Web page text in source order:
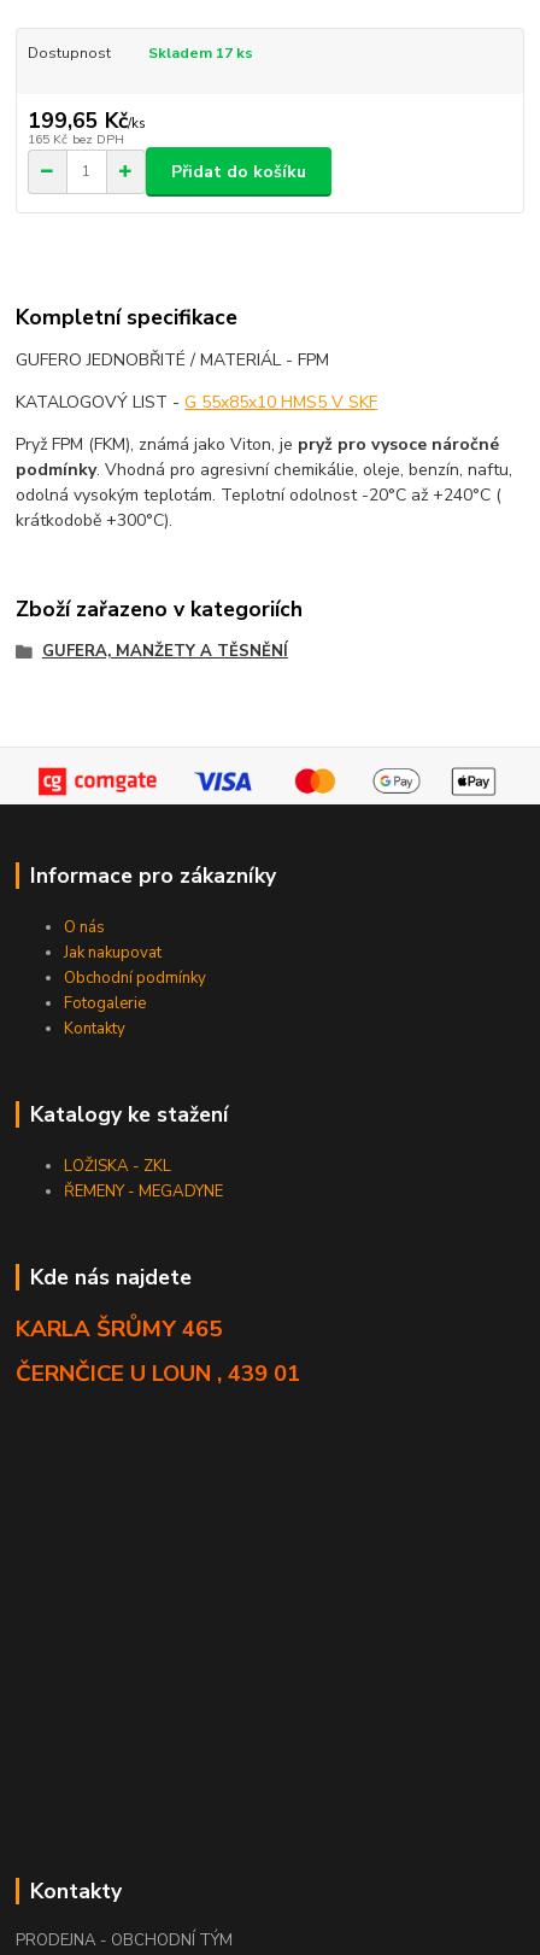
Dostupnost Skladem 17 ks
199,65 Kč/ks
165 Kč bez DPH
Přidat do košíku
Kompletní specifikace
GUFERO JEDNOBŘITÉ / MATERIÁL - FPM
KATALOGOVÝ LIST -G 55x85x10 HMS5 V SKF
Pryž FPM (FKM), známá jako Viton, je pryž pro vysoce náročné
podmínky. Vhodná pro agresivní chemikálie, oleje, benzín, naftu,
odolná vysokým teplotám. Teplotní odolnost -20°C až +240°C (
krátkodobě +300°C).
Zboží zařazeno v kategoriích
GUFERA, MANŽETY A TĚSNĚNÍ
Informace pro zákazníky
O nás
Jak nakupovat
Obchodní podmínky
Fotogalerie
Kontakty
Katalogy ke stažení
LOŽISKA - ZKL
ŘEMENY - MEGADYNE
Kde nás najdete
KARLA ŠRŮMY 465
ČERNČICE U LOUN , 439 01
Kontakty
PRODEJNA - OBCHODNÍ TÝM